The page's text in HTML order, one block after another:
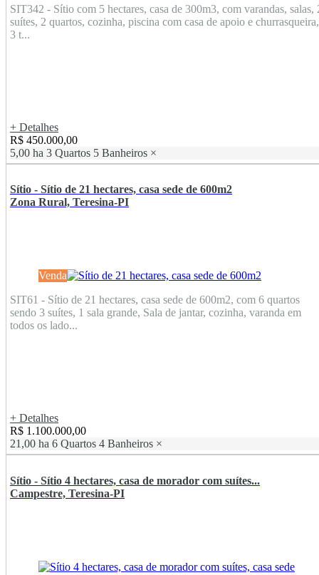
SIT342 - Sítio com 5 hectares, casa de 300m3, com varandas, salas,
suítes, 2 quartos, cozinha, piscina com casa de apoio e churrasqueira,
3 t...
+ Detalhes
R$ 450.000,00
5,00 ha 3 Quartos 5 Banheiros ×
Sítio - Sítio de 21 hectares, casa sede de 600m2
Zona Rural, Teresina-PI
Venda
SIT61 - Sítio de 21 hectares, casa sede de 600m2, com 6 quartos
sendo 3 suítes, 1 sala grande, Sala de jantar, cozinha, varanda em
todos os lado...
+ Detalhes
R$ 1.100.000,00
21,00 ha 6 Quartos 4 Banheiros ×
Sítio - Sítio 4 hectares, casa de morador com suítes...
Campestre, Teresina-PI